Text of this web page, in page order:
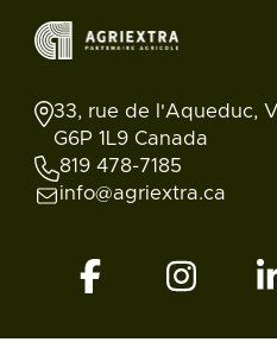
33, rue de l'Aqueduc,
G6P 1L9 Canada
819 478-7185
info@agriextra.ca